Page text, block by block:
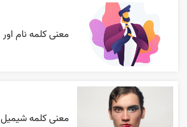
معنی کلمه نام اور
معنی کلمه شیمیل